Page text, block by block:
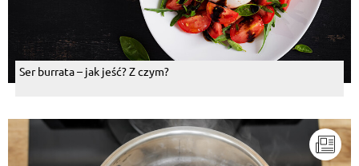
Ser burrata – jak jeść? Z czym?